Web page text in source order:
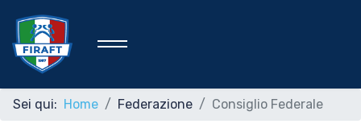
Sei qui: Home Federazione Consiglio Federale